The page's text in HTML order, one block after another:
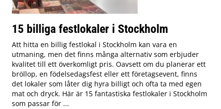
15 billiga festlokaler i Stockholm
Att hitta en billig festlokal i Stockholm kan vara en
utmaning, men det finns många alternativ som erbjuder
kvalitet till ett överkomligt pris. Oavsett om du planerar ett
bröllop, en födelsedagsfest eller ett företagsevent, finns
det lokaler som låter dig hyra billigt och ofta ta med egen
mat och dryck. Här är 15 fantastiska festlokaler i Stockholm
som passar för ...